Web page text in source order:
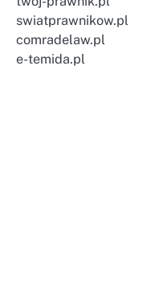
swiatprawnikow.pl
comradelaw.pl
e-temida.pl